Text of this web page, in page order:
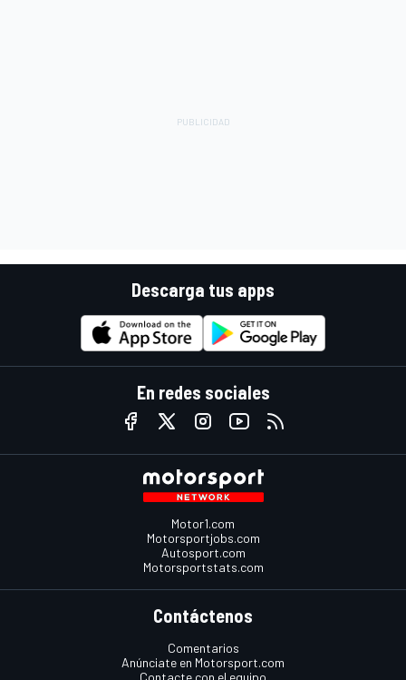
Descarga tus apps
En redes sociales
Motor1.com
Motorsportjobs.com
Autosport.com
Motorsportstats.com
Contáctenos
Comentarios
Anúnciate en Motorsport.com
Contacte con el equipo